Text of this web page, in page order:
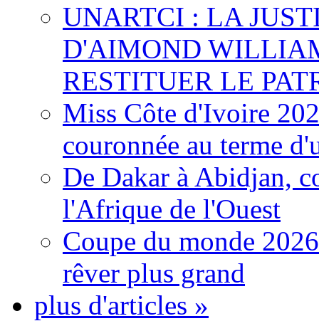
UNARTCI : LA
D'AIMOND
RESTITUER LE
Miss Côte d'Ivoire
couronnée au terme
De Dakar à Abidjan,
l'Afrique de l'Ouest
Coupe du monde
rêver plus grand
plus d'articles »